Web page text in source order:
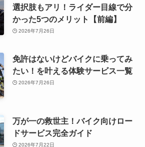
選択肢もアリ！ライダー目線で分
かった5つのメリット【前編】
2026年7月26日
免許はないけどバイクに乗ってみ
たい！を叶える体験サービス一覧
2026年7月26日
万が一の救世主！バイク向けロー
ドサービス完全ガイド
2026年7月22日